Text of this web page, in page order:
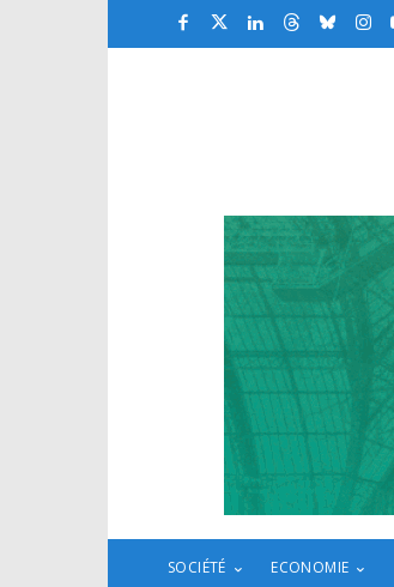
SOCIÉTÉ ECONOMIE